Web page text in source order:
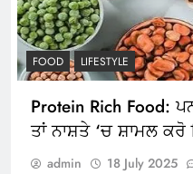
FOOD LIFESTYLE
Protein Rich Food:
ਤਾਂ ਨਾਸ਼ਤੇ ‘ਚ ਸ਼ਾਮਲ
admin 18 July 2025